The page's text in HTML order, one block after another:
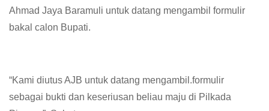
Ahmad Jaya Baramuli untuk datang mengambil formulir
bakal calon Bupati.
“Kami diutus AJB untuk datang mengambil.formulir
sebagai bukti dan keseriusan beliau maju di Pilkada